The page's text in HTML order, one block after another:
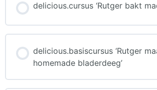
delicious.cursus ‘Rutger bakt
0% COMPLETE 0/0 Steps
delicious.basiscursus ‘Rutger
homemade bladerdeeg’